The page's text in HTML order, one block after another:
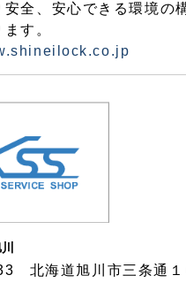
安全、安心できる環境の
す。
北海道旭川市三条通１